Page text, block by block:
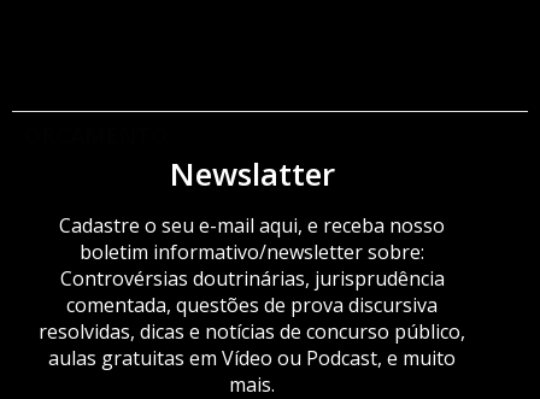
Newslatter
Cadastre o seu e-mail aqui, e receba nosso
boletim informativo/newsletter sobre:
Controvérsias doutrinárias, jurisprudência
comentada, questões de prova discursiva
resolvidas, dicas e notícias de concurso público,
aulas gratuitas em Vídeo ou Podcast, e muito
mais.